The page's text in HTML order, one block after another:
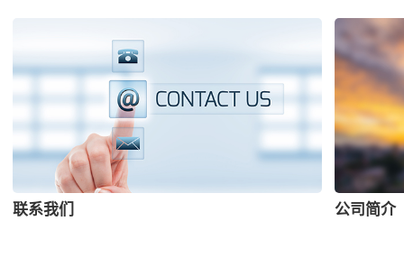
联系我们 公司简介